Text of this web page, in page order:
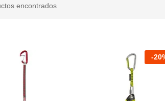
encontrados
-20